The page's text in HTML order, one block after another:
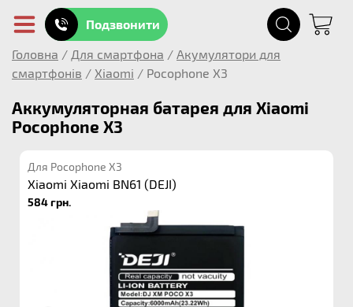
Подзвонити
Головна / Для смартфона / Акумулятори для
смартфонів / Xiaomi / Pocophone X3
Аккумуляторная батарея для Xiaomi
Pocophone X3
Для Pocophone X3
Xiaomi Xiaomi BN61 (DEJI)
584 грн.